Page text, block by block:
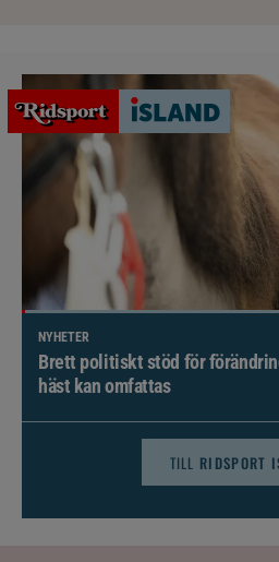
NYHETER
Brett politiskt stöd för
häst kan omfattas
TILL RIDSPORT